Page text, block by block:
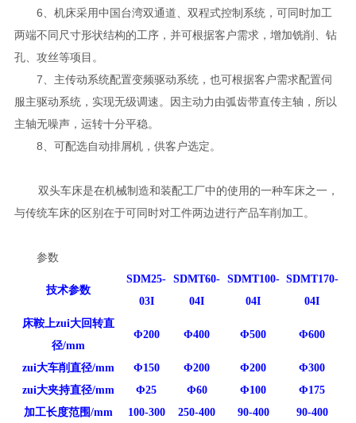
6、机床采用中国台湾双通道、双程式控制系统，可同时加工
两端不同尺寸形状结构的工序，并可根据客户需求，增加铣削、钻
孔、攻丝等项目。
7、主传动系统配置变频驱动系统，也可根据客户需求配置伺
服主驱动系统，实现无级调速。因主动力由弧齿带直传主轴，所以
主轴无噪声，运转十分平稳。
8、可配选自动排屑机，供客户选定。
双头车床是在机械制造和装配工厂中的使用的一种车床之一，
与传统车床的区别在于可同时对工件两边进行产品车削加工。
参数
技术参数
SDM25-
03I
SDMT60-
04I
SDMT100-
04I
SDMT170-
04I
床鞍上zui大回转直
径/mm
Φ200 Φ400 Φ500 Φ600
zui大车削直径/mm Φ150 Φ200 Φ200
Φ300
zui大夹持直径/mm Φ25 Φ60 Φ100
Φ175
加工长度范围/mm 100-300 250-400 90-400
90-400